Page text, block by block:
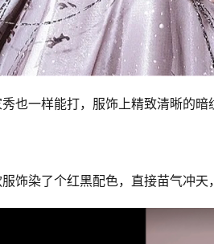
也一样能打，服饰上精致清晰的暗
饰染了个红黑配色，直接苗气冲天